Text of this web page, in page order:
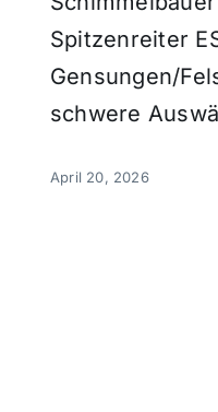
Spitzenreiter
Gensungen/
schwere
April 20, 2026